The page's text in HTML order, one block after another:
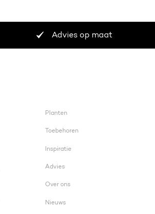
Advies op maat
Planten
Toebehoren
Inspiratie
Advies
Over ons
Nieuws